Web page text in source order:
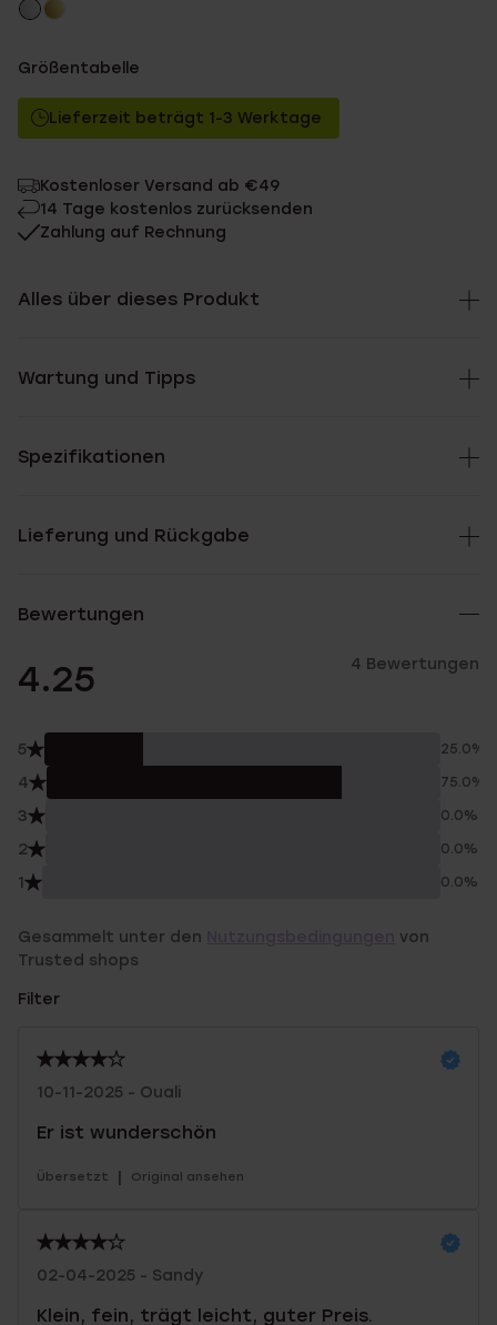
Größentabelle
Lieferzeit beträgt 1-3 Werktage
Kostenloser Versand ab €49
14 Tage kostenlos zurücksenden
Zahlung auf Rechnung
Alles über dieses Produkt
Wartung und Tipps
Spezifikationen
Lieferung und Rückgabe
Bewertungen
4.25 4 Bewertungen
5 25.0%
4 75.0%
3 0.0%
2 0.0%
1 0.0%
Gesammelt unter den
von
Trusted shops
Filter
10-11-2025 - Ouali
Er ist wunderschön
Übersetzt | Original ansehen
02-04-2025 - Sandy
Klein, fein, trägt leicht, guter Preis.